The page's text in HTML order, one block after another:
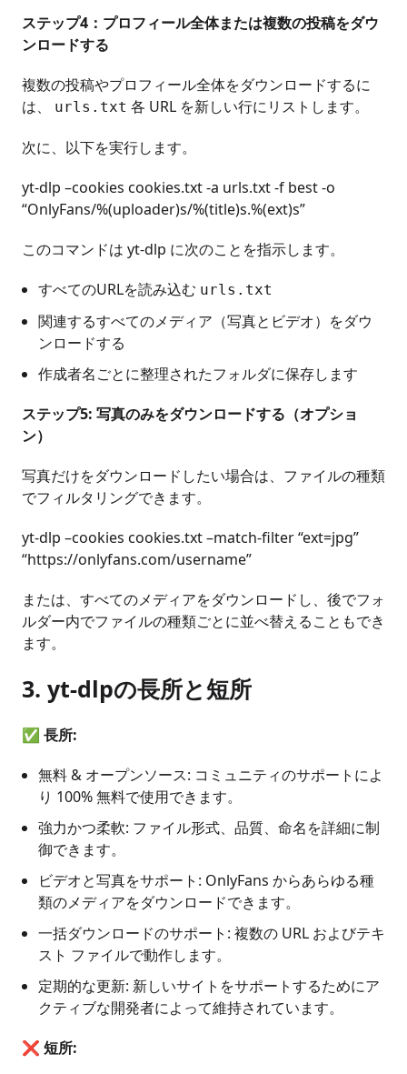
ステップ4：プロフィール全体または複数の投稿をダウ
ンロードする
複数の投稿やプロフィール全体をダウンロードするに
は、
urls.txt 各 URL を新しい行にリストします。
次に、以下を実行します。
yt-dlp –cookies cookies.txt -a urls.txt -f best -o
“OnlyFans/%(uploader)s/%(title)s.%(ext)s”
このコマンドは yt-dlp に次のことを指示します。
すべてのURLを読み込む urls.txt
関連するすべてのメディア（写真とビデオ）をダウ
ンロードする
作成者名ごとに整理されたフォルダに保存します
ステップ5: 写真のみをダウンロードする（オプショ
ン）
写真だけをダウンロードしたい場合は、ファイルの種類
でフィルタリングできます。
yt-dlp –cookies cookies.txt –match-filter “ext=jpg”
“https://onlyfans.com/username”
または、すべてのメディアをダウンロードし、後でフォ
ルダー内でファイルの種類ごとに並べ替えることもでき
ます。
3. yt-dlpの長所と短所
✅ 長所:
無料 & オープンソース: コミュニティのサポートによ
り 100% 無料で使用できます。
強力かつ柔軟: ファイル形式、品質、命名を詳細に制
御できます。
ビデオと写真をサポート: OnlyFans からあらゆる種
類のメディアをダウンロードできます。
一括ダウンロードのサポート: 複数の URL およびテキ
スト ファイルで動作します。
定期的な更新: 新しいサイトをサポートするためにア
クティブな開発者によって維持されています。
❌ 短所: